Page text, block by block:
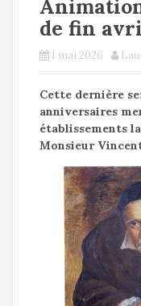
de fin
1 mai 2026
Cette dernière
anniversaires
établissements
Monsieur